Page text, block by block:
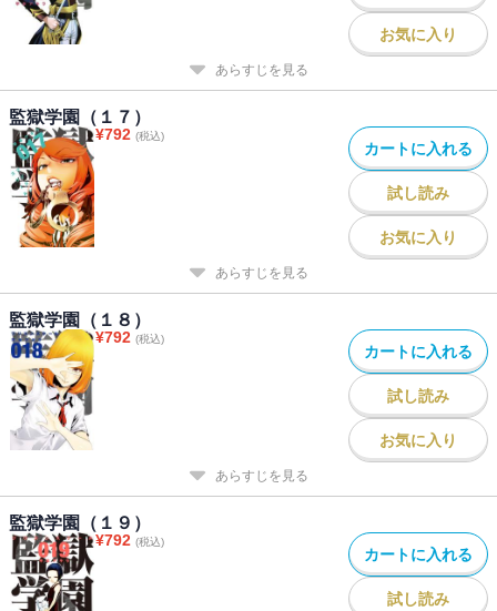
お気に入り
あらすじを見る
監獄学園（１７）
¥792 (税込)
カートに入れる
試し読み
お気に入り
あらすじを見る
監獄学園（１８）
¥792 (税込)
カートに入れる
試し読み
お気に入り
あらすじを見る
監獄学園（１９）
¥792 (税込)
カートに入れる
試し読み